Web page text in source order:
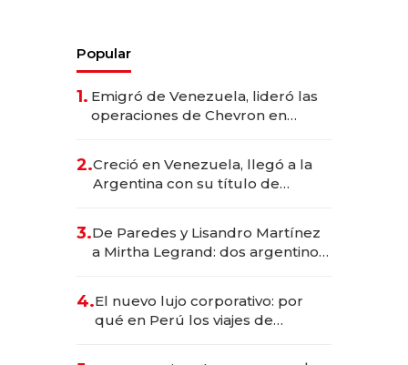
Popular
1. Emigró de Venezuela, lideró las
operaciones de Chevron en
2.Creció en Venezuela, llegó a la
Argentina con su título de
las marcas "fast premium"
3.De Paredes y Lisandro Martínez
a Mirtha Legrand: dos argentinos
4.El nuevo lujo corporativo: por
qué en Perú los viajes de
para convertirse en experiencias